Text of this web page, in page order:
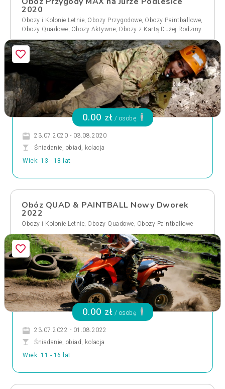
2020
Obozy i Kolonie Letnie, Obozy Przygodowe, Obozy Paintballowe,
Obozy Quadowe, Obozy Aktywne, Obozy z Kartą Dużej Rodziny
0.00 zł / osobę
23.07.2020 - 03.08.2020
Śniadanie, obiad, kolacja
Wiek: 13 - 18 lat
Obóz QUAD & PAINTBALL Nowy Dworek
2022
Obozy i Kolonie Letnie, Obozy Quadowe, Obozy Paintballowe
0.00 zł / osobę
23.07.2022 - 01.08.2022
Śniadanie, obiad, kolacja
Wiek: 11 - 16 lat